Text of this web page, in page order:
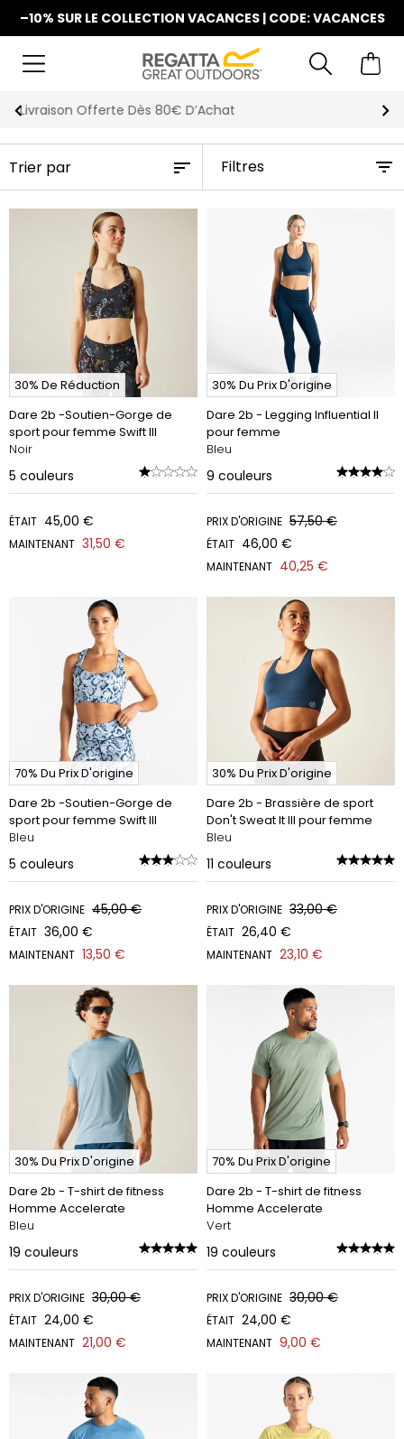
–10% SUR LE COLLECTION VACANCES | CODE: VACANCES
La Nouvelle Collection Est Disponible
Filtres
30% De Réduction
Dare 2b -Soutien-Gorge de
sport pour femme Swift III
Noir
5 couleurs
ÉTAIT 45,00 €
MAINTENANT 31,50 €
30% Du Prix D'origine
Dare 2b - Legging Influential II
pour femme
Bleu
9 couleurs
PRIX D'ORIGINE 57,50 €
ÉTAIT 46,00 €
MAINTENANT 40,25 €
70% Du Prix D'origine
Dare 2b -Soutien-Gorge de
sport pour femme Swift III
Bleu
5 couleurs
PRIX D'ORIGINE 45,00 €
ÉTAIT 36,00 €
MAINTENANT 13,50 €
30% Du Prix D'origine
Dare 2b - Brassière de sport
Don't Sweat It III pour femme
Bleu
11 couleurs
PRIX D'ORIGINE 33,00 €
ÉTAIT 26,40 €
MAINTENANT 23,10 €
30% Du Prix D'origine
Dare 2b - T-shirt de fitness
Homme Accelerate
Bleu
19 couleurs
PRIX D'ORIGINE 30,00 €
ÉTAIT 24,00 €
MAINTENANT 21,00 €
70% Du Prix D'origine
Dare 2b - T-shirt de fitness
Homme Accelerate
Vert
19 couleurs
PRIX D'ORIGINE 30,00 €
ÉTAIT 24,00 €
MAINTENANT 9,00 €